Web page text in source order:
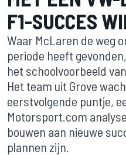
F1-SUCCES
Waar McLaren de weg
periode heeft
het schoolvoorbeeld
Het team uit Grove
eerstvolgende puntje,
Motorsport.com
bouwen aan nieuwe
plannen zijn.